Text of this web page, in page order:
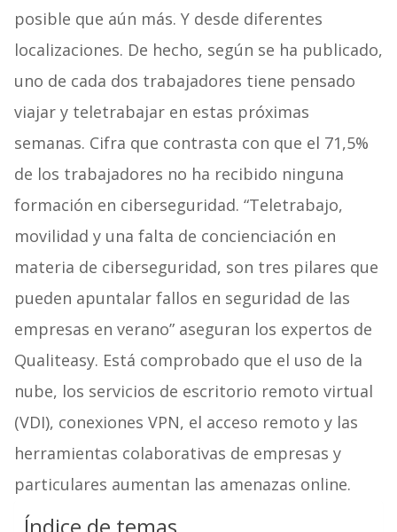
posible que aún más. Y desde diferentes
localizaciones. De hecho, según se ha publicado,
uno de cada dos trabajadores tiene pensado
viajar y teletrabajar en estas próximas
semanas. Cifra que contrasta con que el 71,5%
de los trabajadores no ha recibido ninguna
formación en ciberseguridad. “Teletrabajo,
movilidad y una falta de concienciación en
materia de ciberseguridad, son tres pilares que
pueden apuntalar fallos en seguridad de las
empresas en verano” aseguran los expertos de
Qualiteasy. Está comprobado que el uso de la
nube, los servicios de escritorio remoto virtual
(VDI), conexiones VPN, el acceso remoto y las
herramientas colaborativas de empresas y
particulares aumentan las amenazas online.